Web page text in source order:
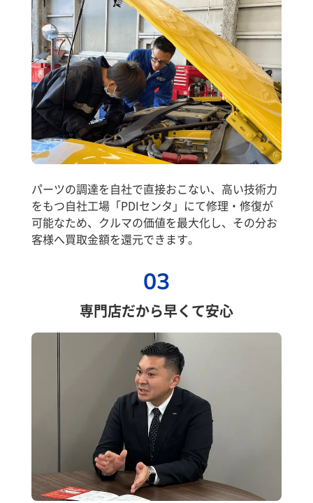
パーツの調達を自社で直接おこない、高い技術力
をもつ自社工場「PDIセンタ」にて修理・修復が
可能なため、クルマの価値を最大化し、その分お
客様へ買取金額を還元できます。
03
専門店だから早くて安心